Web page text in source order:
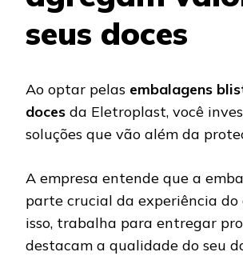
seus doces
Ao optar pelas embalagens
doces da Eletroplast, você
soluções que vão além da
A empresa entende que a
parte crucial da experiência do
isso, trabalha para entregar
destacam a qualidade do seu